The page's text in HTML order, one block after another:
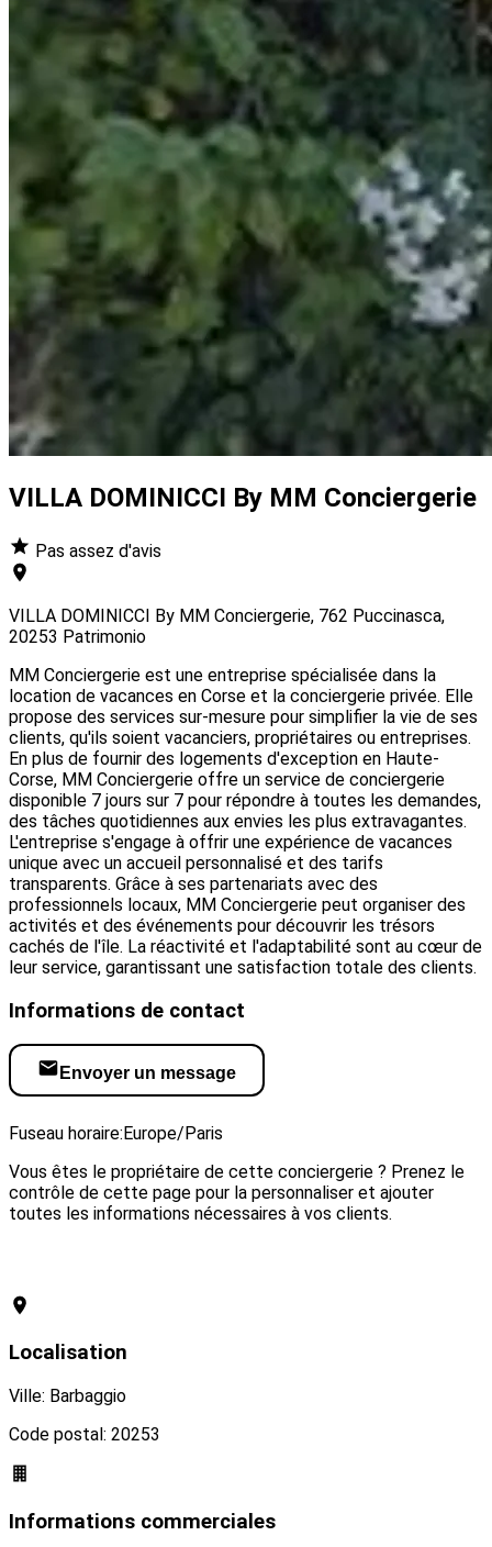
VILLA DOMINICCI By MM Conciergerie
Pas assez d'avis
VILLA DOMINICCI By MM Conciergerie, 762 Puccinasca,
20253 Patrimonio
MM Conciergerie est une entreprise spécialisée dans la
location de vacances en Corse et la conciergerie privée. Elle
propose des services sur-mesure pour simplifier la vie de ses
clients, qu'ils soient vacanciers, propriétaires ou entreprises.
En plus de fournir des logements d'exception en Haute-
Corse, MM Conciergerie offre un service de conciergerie
disponible 7 jours sur 7 pour répondre à toutes les demandes,
des tâches quotidiennes aux envies les plus extravagantes.
L'entreprise s'engage à offrir une expérience de vacances
unique avec un accueil personnalisé et des tarifs
transparents. Grâce à ses partenariats avec des
professionnels locaux, MM Conciergerie peut organiser des
activités et des événements pour découvrir les trésors
cachés de l'île. La réactivité et l'adaptabilité sont au cœur de
leur service, garantissant une satisfaction totale des clients.
Informations de contact
Envoyer un message
Fuseau horaire:Europe/Paris
Vous êtes le propriétaire de cette conciergerie ? Prenez le
contrôle de cette page pour la personnaliser et ajouter
toutes les informations nécessaires à vos clients.
Localisation
Ville: Barbaggio
Code postal: 20253
Informations commerciales